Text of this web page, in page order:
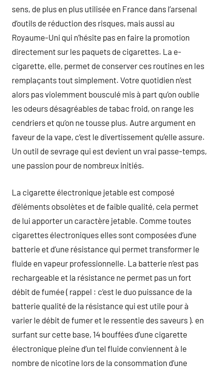
sens, de plus en plus utilisée en France dans l’arsenal
d’outils de réduction des risques, mais aussi au
Royaume-Uni qui n’hésite pas en faire la promotion
directement sur les paquets de cigarettes. La e-
cigarette, elle, permet de conserver ces routines en les
remplaçants tout simplement. Votre quotidien n’est
alors pas violemment bousculé mis à part qu’on oublie
les odeurs désagréables de tabac froid, on range les
cendriers et qu’on ne tousse plus. Autre argument en
faveur de la vape, c’est le divertissement qu’elle assure.
Un outil de sevrage qui est devient un vrai passe-temps,
une passion pour de nombreux initiés.
La cigarette électronique jetable est composé
d’éléments obsolètes et de faible qualité, cela permet
de lui apporter un caractère jetable. Comme toutes
cigarettes électroniques elles sont composées d’une
batterie et d’une résistance qui permet transformer le
fluide en vapeur professionnelle. La batterie n’est pas
rechargeable et la résistance ne permet pas un fort
débit de fumée ( rappel : c’est le duo puissance de la
batterie qualité de la résistance qui est utile pour à
varier le débit de fumer et le ressentie des saveurs ). en
surfant sur cette base, 14 bouffées d’une cigarette
électronique pleine d’un tel fluide conviennent à le
nombre de nicotine lors de la consommation d’une